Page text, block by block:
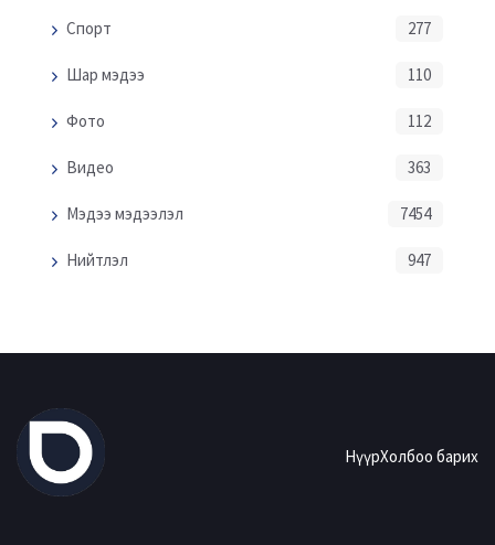
Спорт 277
Шар мэдээ 110
Фото 112
Видео 363
Мэдээ мэдээлэл 7454
Нийтлэл 947
НүүрХолбоо барих